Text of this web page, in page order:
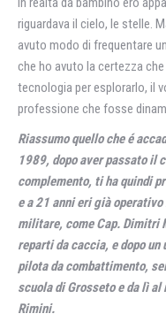
riguardava il cielo, le stelle.
avuto modo di frequentare
che ho avuto la certezza
tecnologia per esplorarlo, il
professione che fosse
Riassumo quello che é
1989, dopo aver passato
complemento, ti ha quindi
e a 21 anni eri già
militare, come Cap. Dimitri
reparti da caccia, e dopo
pilota da combattimento,
scuola di Grosseto e da lì
Rimini.